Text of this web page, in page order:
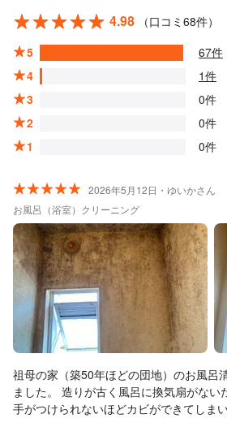
4.98
（口コミ68件）
5
67件
4
1件
3
0件
2
0件
1
0件
2026年5月12日・ゆいかさん
お風呂（浴室）クリーニング
祖母の家（築50年ほどの団地）のお風呂
ました。 造りが古く風呂に換気扇がない
手がつけられないほどカビができてしま
にも悪いと思いましたので、評価の高い